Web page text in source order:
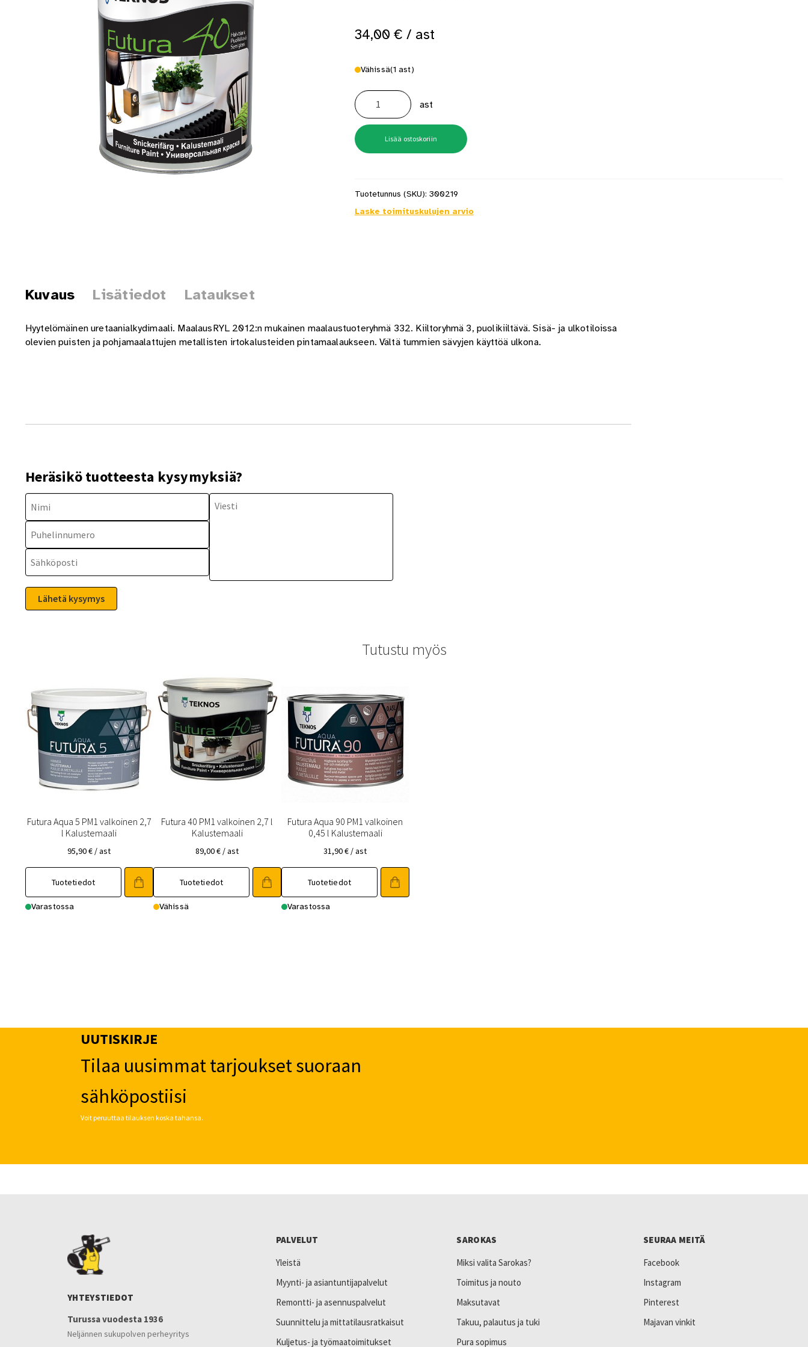
Toimitustavat- ja kulutTummuneet tai kuivat lauteet? Näin saat saunan puupinnat taas siisteiksi
34,00 € / ast
Vähissä(1 ast)
Futura
40
PM1
valkoinen
0,9
l
Kalustemaali
määrä
ast
Lisää ostoskoriin
Tuotetunnus (SKU): 300219
Laske toimituskulujen arvio
Kuvaus Lisätiedot Lataukset
Hyytelömäinen uretaanialkydimaali. MaalausRYL 2012:n mukainen maalaustuoteryhmä 332. Kiiltoryhmä 3, puolikiiltävä. Sisä- ja ulkotiloissa
olevien puisten ja pohjamaalattujen metallisten irtokalusteiden pintamaalaukseen. Vältä tummien sävyjen käyttöä ulkona.
Heräsikö tuotteesta kysymyksiä?
Tutustu myös
Futura Aqua 5 PM1 valkoinen 2,7
l Kalustemaali
95,90€ / ast
Tuotetiedot
Varastossa
Futura 40 PM1 valkoinen 2,7 l
Kalustemaali
89,00€ / ast
Tuotetiedot
Vähissä
Futura Aqua 90 PM1 valkoinen
0,45 l Kalustemaali
31,90€ / ast
Tuotetiedot
Varastossa
UUTISKIRJE
Tilaa uusimmat tarjoukset suoraan
sähköpostiisi
Voit peruuttaa tilauksen koska tahansa.
YHTEYSTIEDOT
Turussa vuodesta 1936
Neljännen sukupolven perheyritys
PALVELUT
Yleistä
Myynti- ja asiantuntijapalvelut
Remontti- ja asennuspalvelut
Suunnittelu ja mittatilausratkaisut
Kuljetus- ja työmaatoimitukset
SAROKAS
Miksi valita Sarokas?
Toimitus ja nouto
Maksutavat
Takuu, palautus ja tuki
Pura sopimus
SEURAA MEITÄ
Facebook
Instagram
Pinterest
Majavan vinkit